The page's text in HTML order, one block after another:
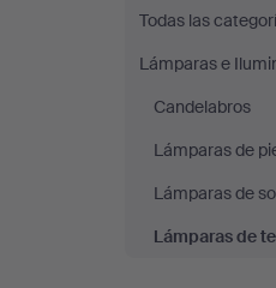
de
techo
en
von
Todas las
Lámparas e
Candelabros
Lámparas de
Lámparas de
Lámparas de